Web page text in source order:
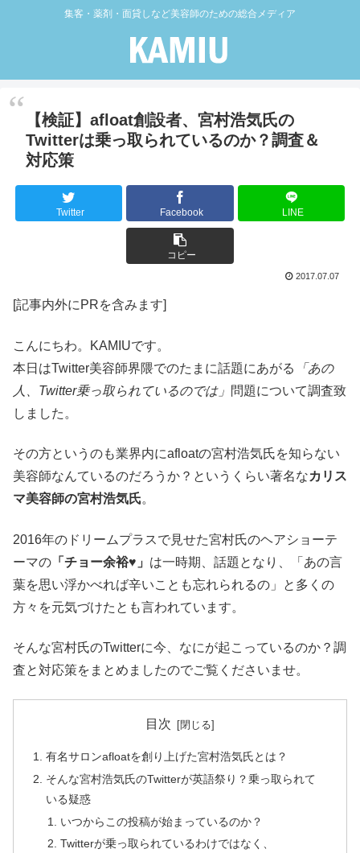
集客・薬剤・面貸しなど美容師のための総合メディア
【検証】afloat創設者、宮村浩気氏の
Twitterは乗っ取られているのか？調査＆
対応策
Twitter Facebook LINE
コピー
2017.07.07
[記事内外にPRを含みます]
こんにちわ。KAMIUです。
本日はTwitter美容師界隈でのたまに話題にあがる
「あの
人、Twitter乗っ取られているのでは」 問題について調査致
しました。
その方というのも業界内にafloatの宮村浩気氏を知らない
美容師なんているのだろうか？というくらい著名なカリス
マ美容師の宮村浩気氏。
2016年のドリームプラスで見せた宮村氏のヘアショーテ
ーマの 「チョー余裕♥」 は一時期、話題となり、「あの言
葉を思い浮かべれば辛いことも忘れられるの」と多くの
方々を元気づけたとも言われています。
そんな宮村氏のTwitterに今、なにが起こっているのか？調
査と対応策をまとめましたのでご覧くださいませ。
目次
有名サロンafloatを創り上げた宮村浩気氏とは？
そんな宮村浩気氏のTwitterが英語祭り？乗っ取られて
いる疑惑
いつからこの投稿が始まっているのか？
Twitterが乗っ取られているわけではなく、